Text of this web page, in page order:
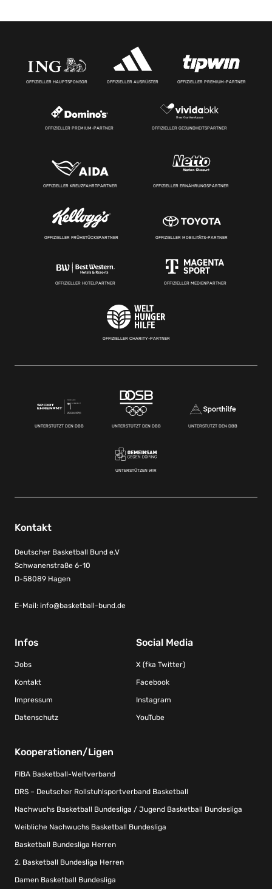
OFFIZIELLER HAUPTSPONSOR OFFIZIELLER AUSRÜSTER OFFIZIELLER PREMIUM-PARTNER
OFFIZIELLER PREMIUM-PARTNER OFFIZIELLER GESUNDHEITSPARTNER
OFFIZIELLER KREUZFAHRTPARTNER OFFIZIELLER ERNÄHRUNGSPARTNER
OFFIZIELLER FRÜHSTÜCKSPARTNER OFFIZIELLER MOBILITÄTS-PARTNER
OFFIZIELLER HOTELPARTNER OFFIZIELLER MEDIENPARTNER
OFFIZIELLER CHARITY-PARTNER
UNTERSTÜTZT DEN DBB UNTERSTÜTZT DEN DBB UNTERSTÜTZT DEN DBB
UNTERSTÜTZEN WIR
Kontakt
Deutscher Basketball Bund e.V
Schwanenstraße 6-10
D-58089 Hagen
E-Mail: info@basketball-bund.de
Infos
Jobs
Kontakt
Impressum
Datenschutz
Social Media
X (fka Twitter)
Facebook
Instagram
YouTube
Kooperationen/Ligen
FIBA Basketball-Weltverband
DRS – Deutscher Rollstuhlsportverband Basketball
Nachwuchs Basketball Bundesliga / Jugend Basketball Bundesliga
Weibliche Nachwuchs Basketball Bundesliga
Basketball Bundesliga Herren
2. Basketball Bundesliga Herren
Damen Basketball Bundesliga